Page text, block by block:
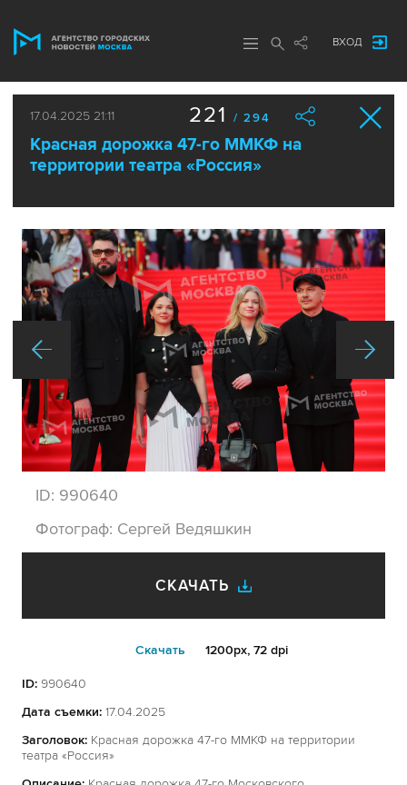
ВХОД
17.04.2025 21:11
Красная дорожка 47-го ММКФ на
территории театра «Россия»
221 / 294
ID: 990640
Фотограф: Сергей Ведяшкин
СКАЧАТЬ
Cкачать 1200px, 72 dpi
ID: 990640
Дата съемки: 17.04.2025
Заголовок: Красная дорожка 47-го ММКФ на территории
театра «Россия»